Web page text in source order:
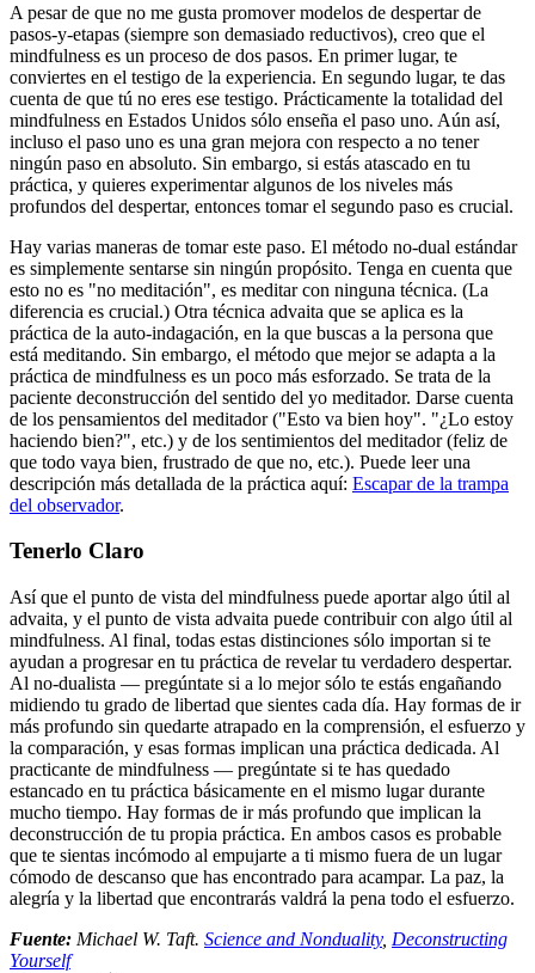
A pesar de que no me gusta promover modelos de despertar de
pasos-y-etapas (siempre son demasiado reductivos), creo que el
mindfulness es un proceso de dos pasos. En primer lugar, te
conviertes en el testigo de la experiencia. En segundo lugar, te das
cuenta de que tú no eres ese testigo. Prácticamente la totalidad del
mindfulness en Estados Unidos sólo enseña el paso uno. Aún así,
incluso el paso uno es una gran mejora con respecto a no tener
ningún paso en absoluto. Sin embargo, si estás atascado en tu
práctica, y quieres experimentar algunos de los niveles más
profundos del despertar, entonces tomar el segundo paso es crucial.
Hay varias maneras de tomar este paso. El método no-dual estándar
es simplemente sentarse sin ningún propósito. Tenga en cuenta que
esto no es "no meditación", es meditar con ninguna técnica. (La
diferencia es crucial.) Otra técnica advaita que se aplica es la
práctica de la auto-indagación, en la que buscas a la persona que
está meditando. Sin embargo, el método que mejor se adapta a la
práctica de mindfulness es un poco más esforzado. Se trata de la
paciente deconstrucción del sentido del yo meditador. Darse cuenta
de los pensamientos del meditador ("Esto va bien hoy". "¿Lo estoy
haciendo bien?", etc.) y de los sentimientos del meditador (feliz de
que todo vaya bien, frustrado de que no, etc.). Puede leer una
descripción más detallada de la práctica aquí: Escapar de la trampa
del observador.
Tenerlo Claro
Así que el punto de vista del mindfulness puede aportar algo útil al
advaita, y el punto de vista advaita puede contribuir con algo útil al
mindfulness. Al final, todas estas distinciones sólo importan si te
ayudan a progresar en tu práctica de revelar tu verdadero despertar.
Al no-dualista ― pregúntate si a lo mejor sólo te estás engañando
midiendo tu grado de libertad que sientes cada día. Hay formas de ir
más profundo sin quedarte atrapado en la comprensión, el esfuerzo y
la comparación, y esas formas implican una práctica dedicada. Al
practicante de mindfulness ― pregúntate si te has quedado
estancado en tu práctica básicamente en el mismo lugar durante
mucho tiempo. Hay formas de ir más profundo que implican la
deconstrucción de tu propia práctica. En ambos casos es probable
que te sientas incómodo al empujarte a ti mismo fuera de un lugar
cómodo de descanso que has encontrado para acampar. La paz, la
alegría y la libertad que encontrarás valdrá la pena todo el esfuerzo.
Fuente: Michael W. Taft. Science and Nonduality, Deconstructing
Yourself